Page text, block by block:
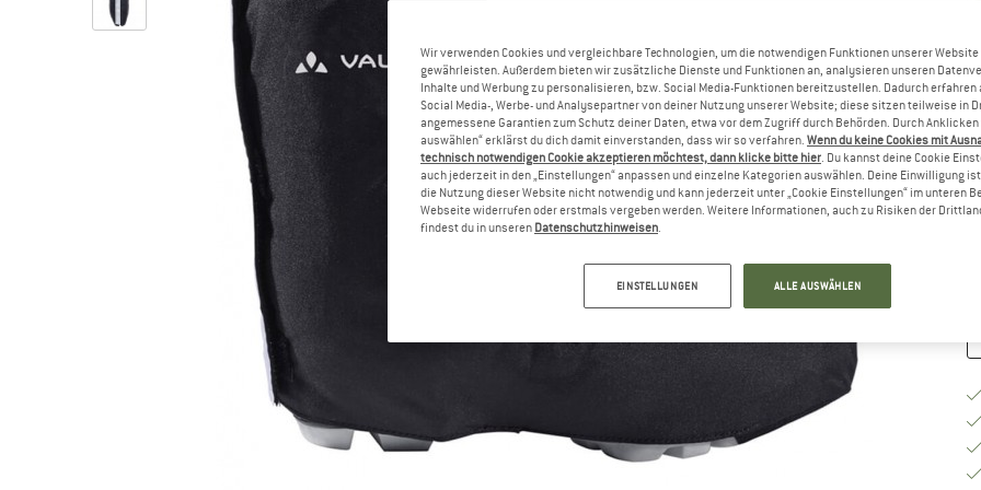
Wir verwenden Cookies und vergleichbare Technologien, um die notwendigen Funktionen unserer Website
gewährleisten. Außerdem bieten wir zusätzliche Dienste und Funktionen an, analysieren unseren
Inhalte und Werbung zu personalisieren, bzw. Social Media-Funktionen bereitzustellen. Dadurch erfahren
Social Media-, Werbe- und Analysepartner von deiner Nutzung unserer Website; diese sitzen teilweise in
angemessene Garantien zum Schutz deiner Daten, etwa vor dem Zugriff durch Behörden. Durch Anklicken
auswählen“ erklärst du dich damit einverstanden, dass wir so verfahren. Wenn du keine Cookies mit
technisch notwendigen Cookie akzeptieren möchtest, dann klicke bitte hier. Du kannst deine Cookie
auch jederzeit in den „Einstellungen“ anpassen und einzelne Kategorien auswählen. Deine Einwilligung
die Nutzung dieser Website nicht notwendig und kann jederzeit unter „Cookie Einstellungen“ im unteren
Webseite widerrufen oder erstmals vergeben werden. Weitere Informationen, auch zu Risiken der
findest du in unseren Datenschutzhinweisen.
EINSTELLUNGEN ALLE AUSWÄHLEN